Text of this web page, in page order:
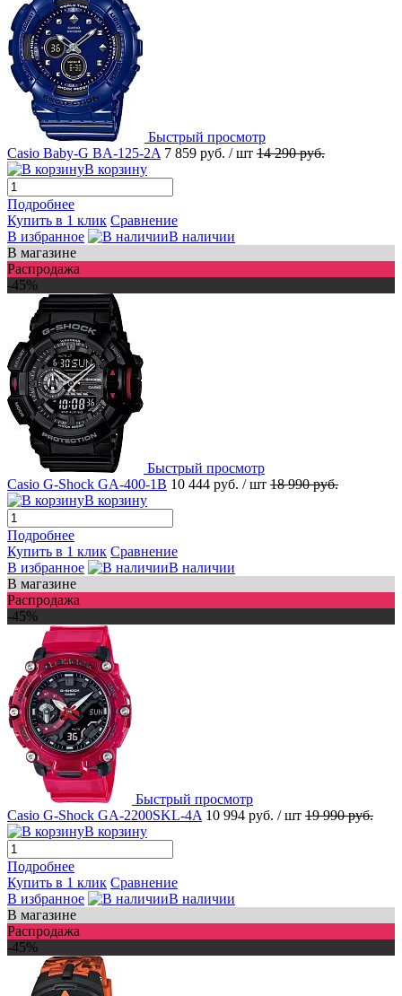
Быстрый просмотр
Casio Baby-G BA-125-2A 7 859 руб. / шт 14 290 руб.
В корзину
Подробнее
Купить в 1 клик Сравнение
В избранное
В наличии
В магазине
Распродажа
-45%
Быстрый просмотр
Casio G-Shock GA-400-1B 10 444 руб. / шт 18 990 руб.
В корзину
Подробнее
Купить в 1 клик Сравнение
В избранное
В наличии
В магазине
Распродажа
-45%
Быстрый просмотр
Casio G-Shock GA-2200SKL-4A 10 994 руб. / шт 19 990 руб.
В корзину
Подробнее
Купить в 1 клик Сравнение
В избранное
В наличии
В магазине
Распродажа
-45%